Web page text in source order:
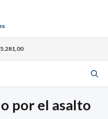
por el asalto